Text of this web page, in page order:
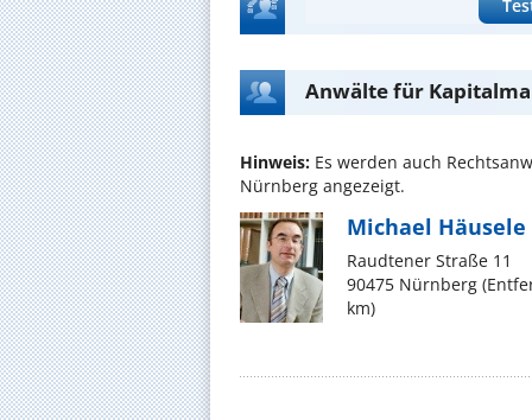
Anwälte für
Hinweis: Es werden auch
Nürnberg angezeigt.
Michael Häusele
Raudtener Straße 11
90475 Nürnberg
km)